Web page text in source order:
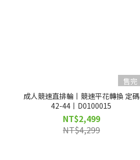
售完
成人競速直排輪丨競速平花轉換 定碼
42-44丨D0100015
NT$2,499
NT$4,299